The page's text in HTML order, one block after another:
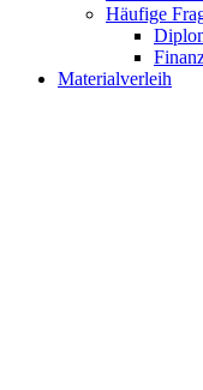
Häufige
Materialverleih